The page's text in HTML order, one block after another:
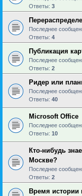
Ответы: 3
Последнее
Ответы: 4
Публикация
Последнее
Ответы: 2
Ридер или
Последнее
Ответы: 40
Microsoft Office
Последнее
Ответы: 10
Кто-нибудь
Москве?
Последнее
Ответы: 2
Время истории